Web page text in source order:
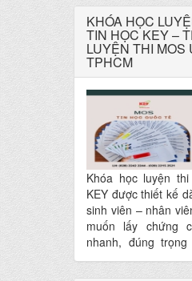
KHÓA HỌC
TIN HỌC KEY –
LUYỆN THI MOS
TPHCM
Khóa học luyện
KEY được thiết kế
sinh viên – nhân
muốn lấy chứng
nhanh, đúng
cao. Với đội ngũ